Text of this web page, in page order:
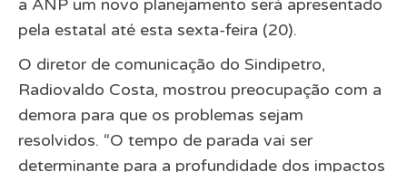
a ANP um novo planejamento será apresentado
pela estatal até esta sexta-feira (20).
O diretor de comunicação do Sindipetro,
Radiovaldo Costa, mostrou preocupação com a
demora para que os problemas sejam
resolvidos. “O tempo de parada vai ser
determinante para a profundidade dos impactos